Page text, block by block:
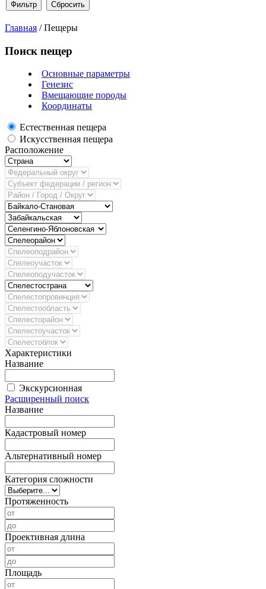
Главная / Пещеры
Поиск пещер
Основные параметры
Генезис
Вмещающие породы
Координаты
Естественная пещера
Искусственная пещера
Расположение
Характеристики
Название
Экскурсионная
Расширенный поиск
Название
Кадастровый номер
Альтернативный номер
Категория сложности
Протяженность
Проективная длина
Площадь